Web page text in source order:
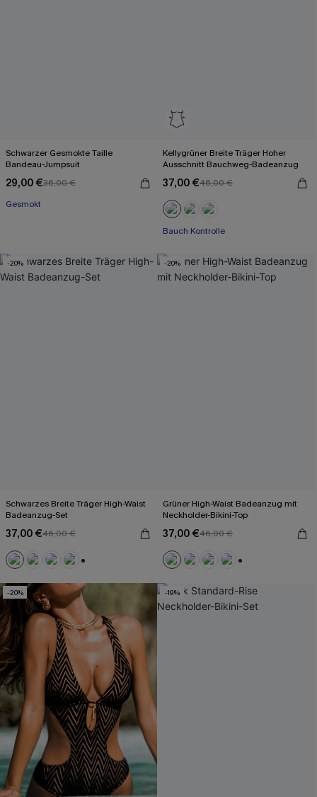
Schwarzer Gesmokte Taille
Bandeau-Jumpsuit
29,00 €36,00 €
Gesmokt
Kellygrüner Breite Träger Hoher
Ausschnitt Bauchweg-Badeanzug
37,00 €46,00 €
Bauch Kontrolle
-20%
Schwarzes Breite Träger High-Waist
Badeanzug-Set
37,00 €46,00 €
-20%
Grüner High-Waist Badeanzug mit
Neckholder-Bikini-Top
37,00 €46,00 €
-20% -19%